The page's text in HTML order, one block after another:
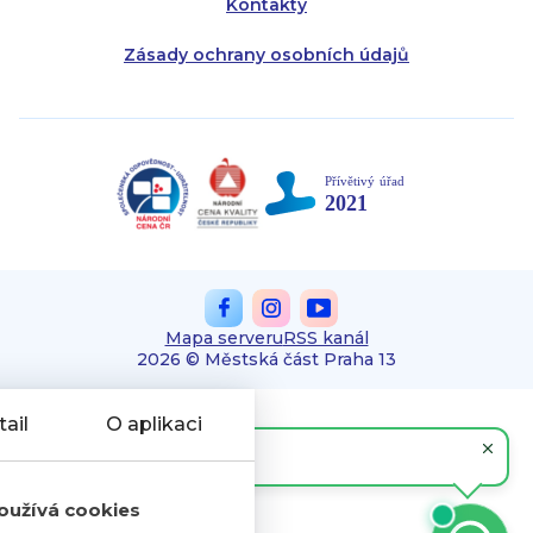
Kontakty
Zásady ochrany osobních údajů
2026 © Městská část Praha 13
Mapa serveruRSS kanál